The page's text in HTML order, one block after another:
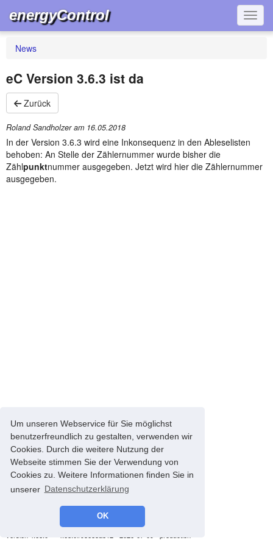
Um unseren Webservice für Sie möglichst
benutzerfreundlich zu gestalten, verwenden wir
Cookies. Durch die weitere Nutzung der
Webseite stimmen Sie der Verwendung von
Cookies zu. Weitere Informationen finden Sie in
unserer Datenschutzerklärung
OK
energyControl
News
eC Version 3.6.3 ist da
Zurück
Roland Sandholzer am 16.05.2018
In der Version 3.6.3 wird eine Inkonsequenz in den Ableselisten
behoben: An Stelle der Zählernummer wurde bisher die
Zählpunktnummer ausgegeben. Jetzt wird hier die Zählernummer
ausgegeben.
© 2008-2026 energyControl -Impressum-Datenschutz